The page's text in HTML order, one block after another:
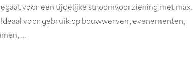
voor een tijdelijke stroomvoorziening met max.
voor gebruik op bouwwerven, evenementen,
…